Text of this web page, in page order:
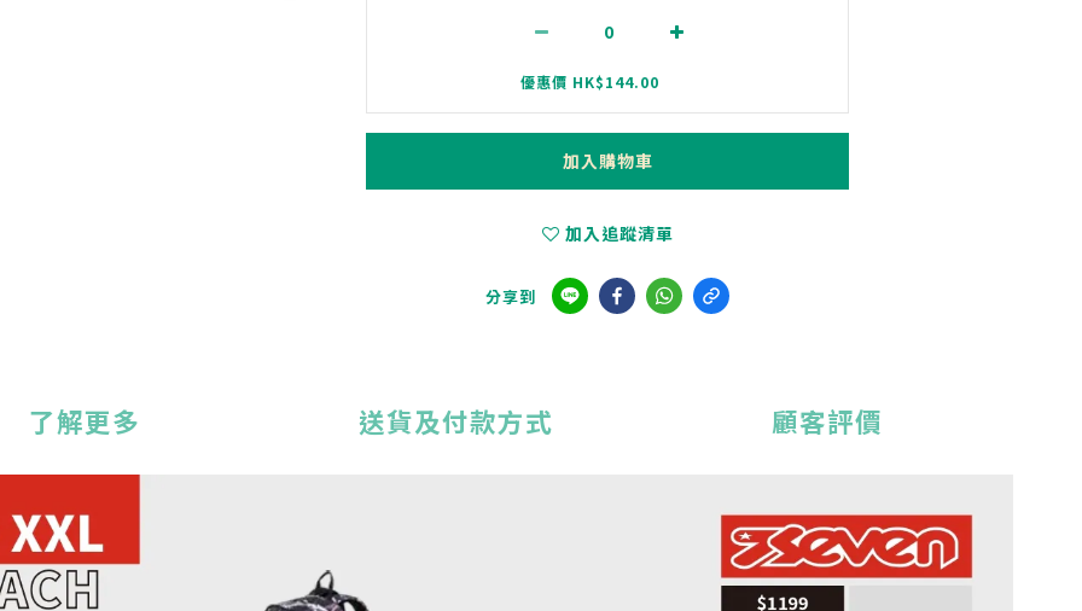
優惠價 HK$144.00
加入購物車
加入追蹤清單
分享到
了解更多 送貨及付款方式 顧客評價